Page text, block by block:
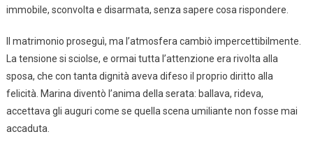
immobile, sconvolta e disarmata, senza sapere cosa rispondere.
Il matrimonio proseguì, ma l’atmosfera cambiò impercettibilmente.
La tensione si sciolse, e ormai tutta l’attenzione era rivolta alla
sposa, che con tanta dignità aveva difeso il proprio diritto alla
felicità. Marina diventò l’anima della serata: ballava, rideva,
accettava gli auguri come se quella scena umiliante non fosse mai
accaduta.